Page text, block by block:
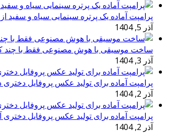
پرامپت آماده یک پرتره سینمایی سیاه و
آذر 5, 1404
ساخت موسیقی با هوش مصنوعی فقط با چند
آذر 3, 1404
پرامپت آماده برای تولید عکس پروفایل
آذر 2, 1404
پرامپت آماده برای تولید عکس پروفایل دختری
آذر 2, 1404